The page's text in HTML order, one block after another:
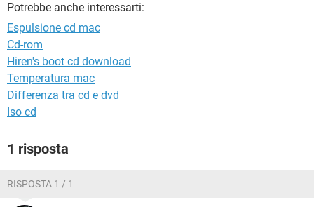
HARDWARE
Potrebbe anche interessarti:
Espulsione cd mac
Cd-rom
Hiren's boot cd download
Temperatura mac
Differenza tra cd e dvd
Iso cd
1 risposta
RISPOSTA 1 / 1